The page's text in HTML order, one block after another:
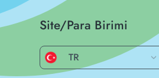
Site/Para Birimi
TR